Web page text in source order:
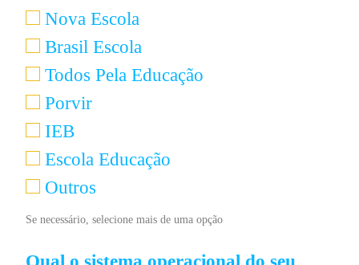
Nova Escola
Brasil Escola
Todos Pela Educação
Porvir
IEB
Escola Educação
Outros
Se necessário, selecione mais de uma opção